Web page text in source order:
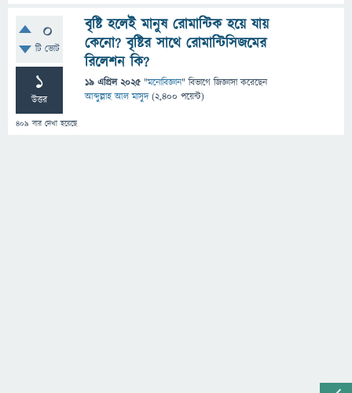
0
টি ভোট
1
উত্তর
409 বার দেখা হয়েছে
বৃষ্টি হলেই মানুষ রোমান্টিক হয়ে যায়
কেনো? বৃষ্টির সাথে রোমান্টিসিজমের
রিলেশন কি?
19 এপ্রিল 2025 "মনোবিজ্ঞান" বিভাগে জিজ্ঞাসাকরেছেন
আব্দুল্লাহ আল মাসুদ (2,400 পয়েন্ট)